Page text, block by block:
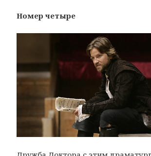
Номер четыре